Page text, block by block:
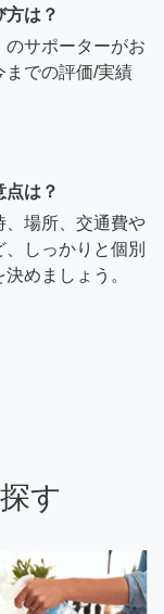
は？
のサポーターがお
までの評価/実績
は？
、場所、交通費や
しっかりと個別
めましょう。
す